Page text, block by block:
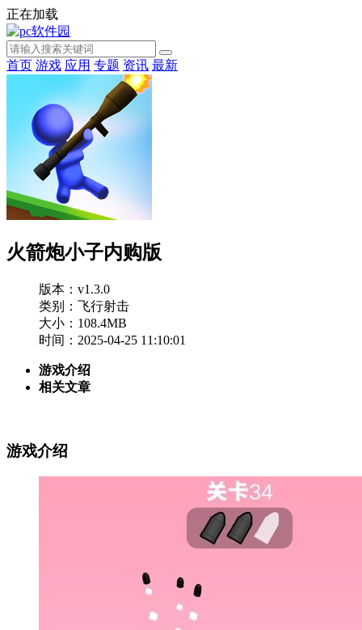
正在加载
首页 游戏 应用 专题 资讯 最新
火箭炮小子内购版
版本：v1.3.0
类别：飞行射击
大小：108.4MB
时间：2025-04-25 11:10:01
游戏介绍
相关文章
游戏介绍